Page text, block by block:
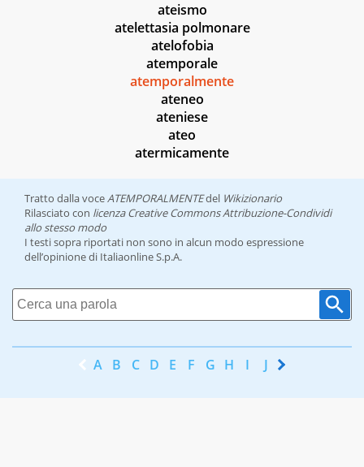
ateismo
atelettasia polmonare
atelofobia
atemporale
atemporalmente
ateneo
ateniese
ateo
atermicamente
Tratto dalla voceATEMPORALMENTEdel Wikizionario
Rilasciato con licenza Creative Commons Attribuzione-Condividi
allo stesso modo
I testi sopra riportati non sono in alcun modo espressione
dell’opinione di Italiaonline S.p.A.
A B C D E F G H I J K